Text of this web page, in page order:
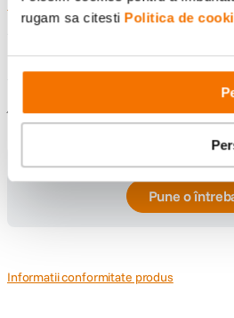
rugam sa citesti Politica de
Raporteaza recenzia
afisarea recenziilor1-3
Întrebări și răspunsuri
Nu găsești răspunsul
Pune o
Informatii conformitate produs